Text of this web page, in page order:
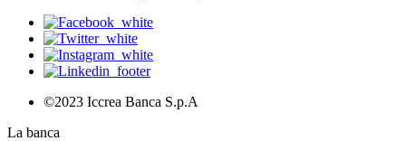
©2023 Iccrea Banca S.p.A
La banca